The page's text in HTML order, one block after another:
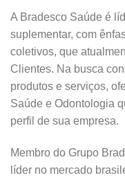
A Bradesco Saúde é
suplementar, com
coletivos, que
Clientes. Na busca
produtos e serviços,
Saúde e Odontologia
perfil de sua empresa.
Membro do Grupo
líder no mercado